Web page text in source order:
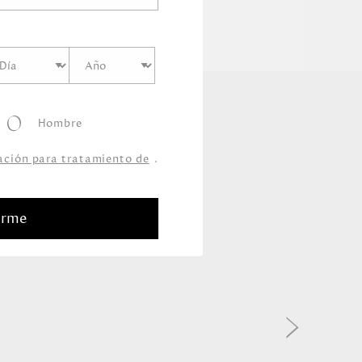
Hombre
para tratamiento de .